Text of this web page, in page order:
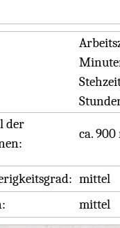
der
ca. 900
mittel
mittel